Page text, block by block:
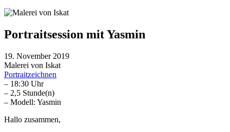
Portraitsession mit Yasmin
19. November 2019
Malerei von Iskat
Portraitzeichnen
– 18:30 Uhr
– 2,5 Stunde(n)
– Modell: Yasmin
Hallo zusammen,